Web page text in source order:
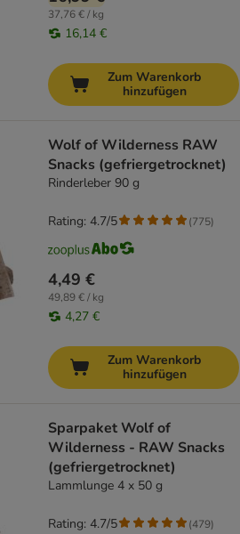
37,76 € / kg
16,14 €
Zum Warenkorb
hinzufügen
Wolf of Wilderness RAW
Snacks (gefriergetrocknet)
Rinderleber 90 g
4,49 €
49,89 € / kg
4,27 €
Rating: 4.7/5 (775)
Zum Warenkorb
hinzufügen
Sparpaket Wolf of
Wilderness - RAW Snacks
(gefriergetrocknet)
Lammlunge 4 x 50 g
Rating: 4.7/5 (479)